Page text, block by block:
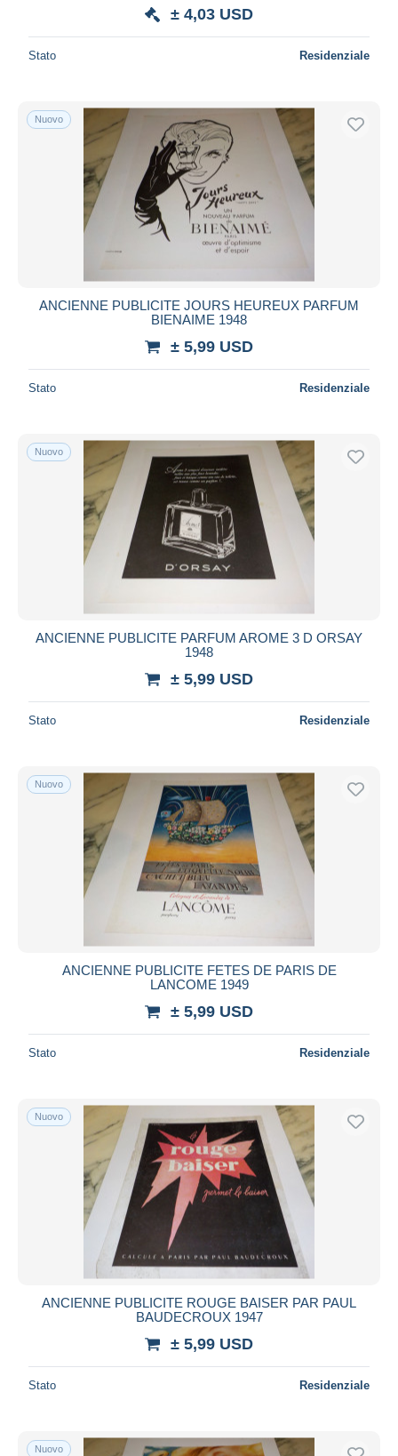
± 4,03 USD
Stato Residenziale
Nuovo
ANCIENNE PUBLICITE JOURS HEUREUX PARFUM
BIENAIME 1948
± 5,99 USD
Stato Residenziale
Nuovo
ANCIENNE PUBLICITE PARFUM AROME 3 D ORSAY
1948
± 5,99 USD
Stato Residenziale
Nuovo
ANCIENNE PUBLICITE FETES DE PARIS DE
LANCOME 1949
± 5,99 USD
Stato Residenziale
Nuovo
ANCIENNE PUBLICITE ROUGE BAISER PAR PAUL
BAUDECROUX 1947
± 5,99 USD
Stato Residenziale
Nuovo